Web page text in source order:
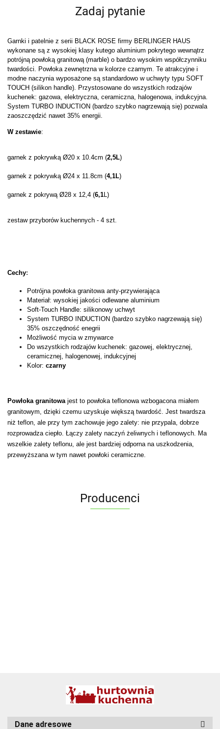
Zadaj pytanie
Garnki i patelnie z serii BLACK ROSE firmy BERLINGER HAUS
wykonane są z wysokiej klasy kutego aluminium pokrytego wewnątrz
potrójną powłoką granitową (marble) o bardzo wysokim współczynniku
twardości. Powłoka zewnętrzna w kolorze czarnym. Te atrakcyjne i
modne naczynia wyposażone są standardowo w uchwyty typu SOFT
TOUCH (silikon handle). Przystosowane do wszystkich rodzajów
kuchenek: gazowa, elektryczna, ceramiczna, halogenowa, indukcyjna.
System TURBO INDUCTION (bardzo szybko nagrzewają się) pozwala
zaoszczędzić nawet 35% energii.
W zestawie:
garnek z pokrywką Ø20 x 10.4cm (2,5L)
garnek z pokrywką Ø24 x 11.8cm (4,1L)
garnek z pokrywą Ø28 x 12,4 (6,1 L)
zestaw przyborów kuchennych - 4 szt.
Cechy:
Potrójna powłoka granitowa anty-przywierająca
Materiał: wysokiej jakości odlewane aluminium
Soft-Touch Handle: silikonowy uchwyt
System­ TU­RB­O­ I­NDU­CTI­O­N (b­ardz­o­ sz­yb­k­o­ nagrz­ewają si­ę)
35% o­sz­cz­ędno­ść enegri­i­
Możliwość mycia w zmywarce
Do wszystkich rodzajów kuchenek: gazowej, elektrycznej,
ceramicznej, halogenowej, indukcyjnej
Kolor: czarny
Powłoka granitowa jest to powłoka teflonowa wzbogacona miałem
granitowym, dzięki czemu uzyskuje większą twardość. Jest twardsza
niż teflon, ale przy tym zachowuje jego zalety: nie przypala, dobrze
rozprowadza ciepło. Łączy zalety naczyń żeliwnych i teflonowych. Ma
wszelkie zalety teflonu, ale jest bardziej odporna na uszkodzenia,
przewyższana w tym nawet powłoki ceramiczne.
Producenci
Dane adresowe